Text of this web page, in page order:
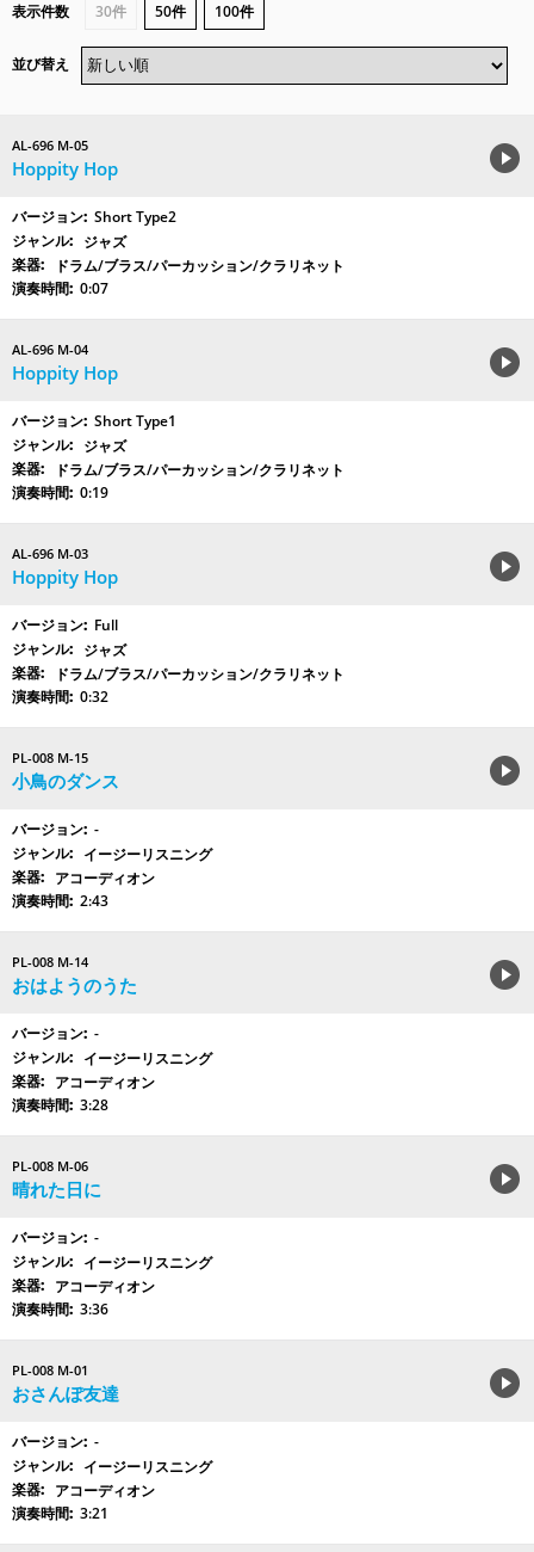
表示件数 30件 50件 100件
並び替え
AL-696 M-05
Hoppity Hop
Short Type2
ジャズ
ドラム/ブラス/パーカッション/クラリネット
0:07
AL-696 M-04
Hoppity Hop
Short Type1
ジャズ
ドラム/ブラス/パーカッション/クラリネット
0:19
AL-696 M-03
Hoppity Hop
Full
ジャズ
ドラム/ブラス/パーカッション/クラリネット
0:32
PL-008 M-15
小鳥のダンス
-
イージーリスニング
アコーディオン
2:43
PL-008 M-14
おはようのうた
-
イージーリスニング
アコーディオン
3:28
PL-008 M-06
晴れた日に
-
イージーリスニング
アコーディオン
3:36
PL-008 M-01
おさんぽ友達
-
イージーリスニング
アコーディオン
3:21